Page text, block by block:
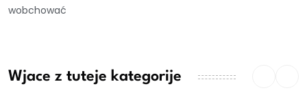
wobchować
Wjace z tuteje kategorije